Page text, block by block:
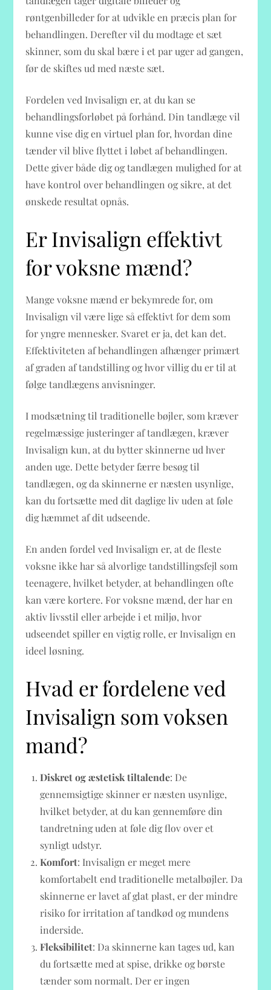
røntgenbilleder for at udvikle en præcis plan for
behandlingen. Derefter vil du modtage et sæt
skinner, som du skal bære i et par uger ad gangen,
før de skiftes ud med næste sæt.
Fordelen ved Invisalign er, at du kan se
behandlingsforløbet på forhånd. Din tandlæge vil
kunne vise dig en virtuel plan for, hvordan dine
tænder vil blive flyttet i løbet af behandlingen.
Dette giver både dig og tandlægen mulighed for at
have kontrol over behandlingen og sikre, at det
ønskede resultat opnås.
Er Invisalign effektivt
for voksne mænd?
Mange voksne mænd er bekymrede for, om
Invisalign vil være lige så effektivt for dem som
for yngre mennesker. Svaret er ja, det kan det.
Effektiviteten af behandlingen afhænger primært
af graden af tandstilling og hvor villig du er til at
følge tandlægens anvisninger.
I modsætning til traditionelle bøjler, som kræver
regelmæssige justeringer af tandlægen, kræver
Invisalign kun, at du bytter skinnerne ud hver
anden uge. Dette betyder færre besøg til
tandlægen, og da skinnerne er næsten usynlige,
kan du fortsætte med dit daglige liv uden at føle
dig hæmmet af dit udseende.
En anden fordel ved Invisalign er, at de fleste
voksne ikke har så alvorlige tandstillingsfejl som
teenagere, hvilket betyder, at behandlingen ofte
kan være kortere. For voksne mænd, der har en
aktiv livsstil eller arbejde i et miljø, hvor
udseendet spiller en vigtig rolle, er Invisalign en
ideel løsning.
Hvad er fordelene ved
Invisalign som voksen
mand?
Diskret og æstetisk tiltalende: De
gennemsigtige skinner er næsten usynlige,
hvilket betyder, at du kan gennemføre din
tandretning uden at føle dig flov over et
synligt udstyr.
Komfort: Invisalign er meget mere
komfortabelt end traditionelle metalbøjler. Da
skinnerne er lavet af glat plast, er der mindre
risiko for irritation af tandkød og mundens
inderside.
Fleksibilitet: Da skinnerne kan tages ud, kan
du fortsætte med at spise, drikke og børste
tænder som normalt. Der er ingen